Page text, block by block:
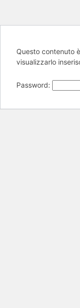
Questo contenuto
visualizzarlo
Password: